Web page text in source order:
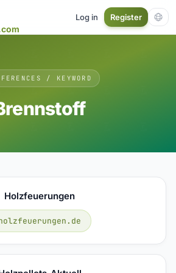
Log in Register
/ KEYWORD
Holzfeuerungen